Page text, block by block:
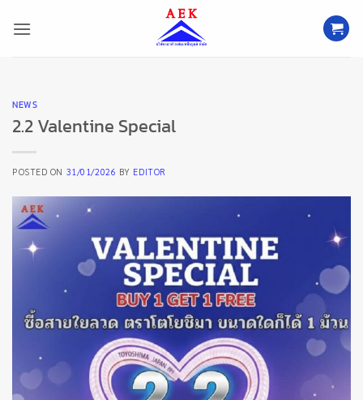
NEWS
2.2 Valentine Special
POSTED ON 31/01/2026 BY EDITOR